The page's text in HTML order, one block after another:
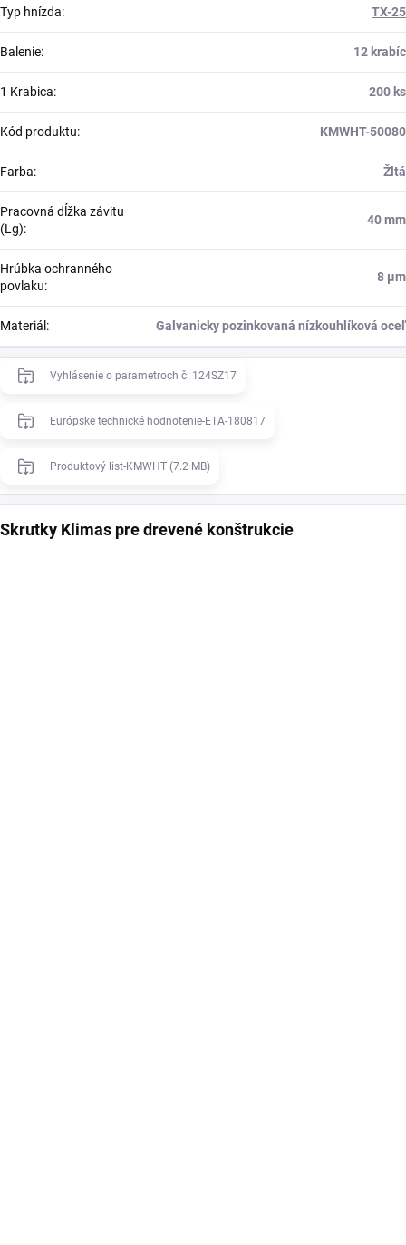
Typ hnízda: TX-25
Balenie: 12 krabíc
1 Krabica: 200 ks
Kód produktu: KMWHT-50080
Farba: Žltá
Pracovná dĺžka závitu
(Lg):
40 mm
Hrúbka ochranného
povlaku:
8 μm
Materiál: Galvanicky pozinkovaná nízkouhlíková oceľ
Vyhlásenie o parametroch č. 124SZ17
Európske technické hodnotenie-ETA-180817
Produktový list-KMWHT (7.2 MB)
Skrutky Klimas pre drevené konštrukcie